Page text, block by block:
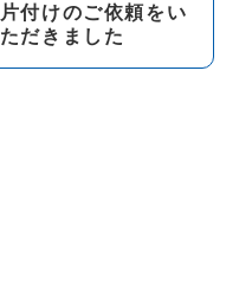
片付けのご依頼をい
ただきました